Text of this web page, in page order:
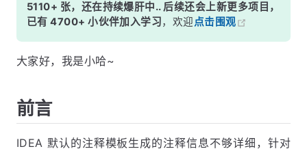
5110+ 张，还在持续爆肝中.. 后续还会上新更多项目，
已有 4700+ 小伙伴加入学习，欢迎点击围观
大家好，我是小哈~
前言
IDEA 默认的注释模板生成的注释信息不够详细，针对